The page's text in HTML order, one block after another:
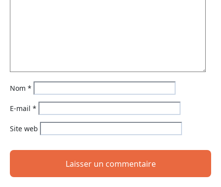
Nom *
E-mail *
Site web